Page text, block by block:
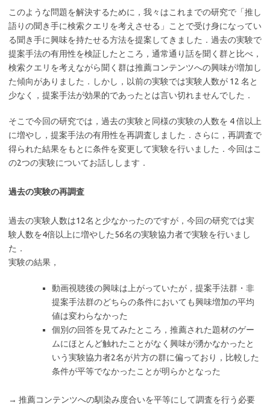
このような問題を解決するために，我々はこれまでの研究で「推し
語りの聞き手に検索クエリを考えさせる」ことで受け身になってい
る聞き手に興味を持たせる方法を提案してきました．過去の実験で
提案手法の有用性を検証したところ，通常通り話を聞く群と比べ，
検索クエリを考えながら聞く群は推薦コンテンツへの興味が増加し
た傾向がありました．しかし，以前の実験では実験人数が 12 名と
少なく，提案手法が効果的であったとは言い切れませんでした．
そこで今回の研究では，過去の実験と同様の実験の人数を 4 倍以上
に増やし，提案手法の有用性を再調査しました．さらに，再調査で
得られた結果をもとに条件を変更して実験を行いました．今回はこ
の2つの実験についてお話しします．
過去の実験の再調査
過去の実験人数は12名と少なかったのですが，今回の研究では実
験人数を4倍以上に増やした56名の実験協力者で実験を行いまし
た．
実験の結果，
動画視聴後の興味は上がっていたが，提案手法群・非
提案手法群のどちらの条件においても興味増加の平均
値は変わらなかった
個別の回答を見てみたところ，推薦された題材のゲー
ムにほとんど触れたことがなく興味が湧かなかったと
いう実験協力者2名が片方の群に偏っており，比較した
条件が平等でなかったことが明らかとなった
→ 推薦コンテンツへの馴染み度合いを平等にして調査を行う必要